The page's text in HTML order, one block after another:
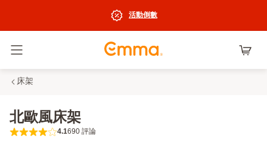
活動倒數
床架
北歐風床架
4.1 out of 5 stars 690 評論
4.1690 評論